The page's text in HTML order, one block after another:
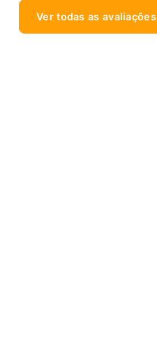
Ver todas as avaliações